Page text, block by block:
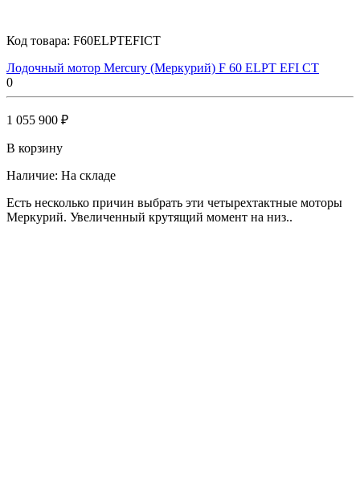
Код товара: F60ELPTEFICT
Лодочный мотор Mercury (Меркурий) F 60 ELPT EFI CT
0
1 055 900 ₽
В корзину
Наличие: На складе
Есть несколько причин выбрать эти четырехтактные моторы
Меркурий. Увеличенный крутящий момент на низ..